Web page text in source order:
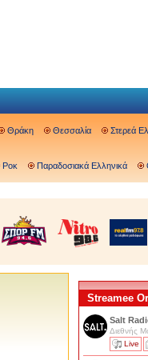
Θράκη Θεσσαλία Στερεά
Ροκ Παραδοσιακά Ελληνικά
Streamee
Salt
Διεθνής
Live